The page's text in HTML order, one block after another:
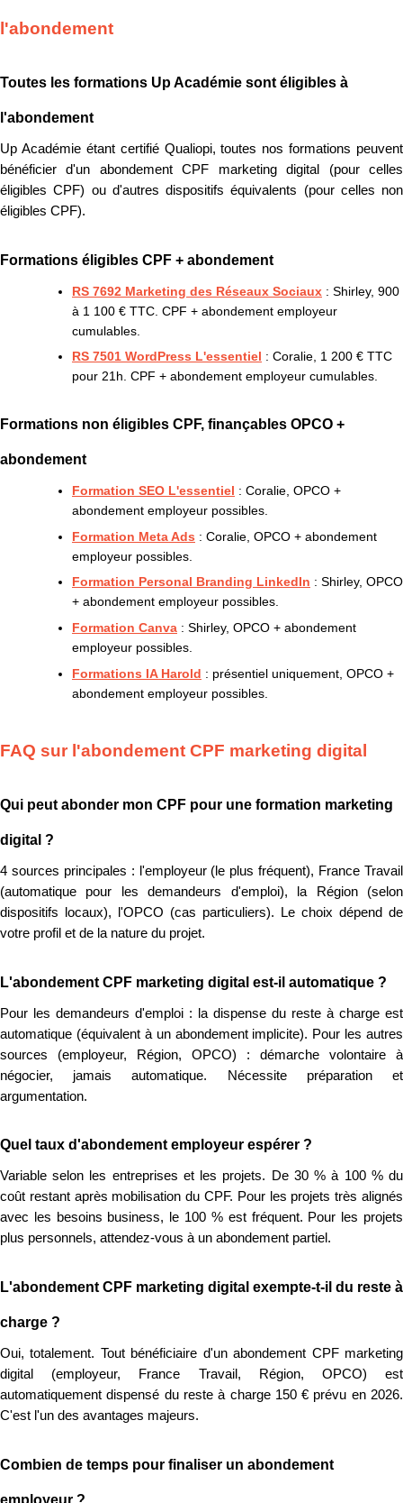
l'abondement
Toutes les formations Up Académie sont éligibles à
l'abondement
Up Académie étant certifié Qualiopi, toutes nos formations peuvent
bénéficier d'un abondement CPF marketing digital (pour celles
éligibles CPF) ou d'autres dispositifs équivalents (pour celles non
éligibles CPF).
Formations éligibles CPF + abondement
RS 7692 Marketing des Réseaux Sociaux : Shirley, 900
à 1 100 € TTC. CPF + abondement employeur
cumulables.
RS 7501 WordPress L'essentiel : Coralie, 1 200 € TTC
pour 21h. CPF + abondement employeur cumulables.
Formations non éligibles CPF, finançables OPCO +
abondement
Formation SEO L'essentiel : Coralie, OPCO +
abondement employeur possibles.
Formation Meta Ads : Coralie, OPCO + abondement
employeur possibles.
Formation Personal Branding LinkedIn : Shirley, OPCO
+ abondement employeur possibles.
Formation Canva : Shirley, OPCO + abondement
employeur possibles.
Formations IA Harold : présentiel uniquement, OPCO +
abondement employeur possibles.
FAQ sur l'abondement CPF marketing digital
Qui peut abonder mon CPF pour une formation marketing
digital ?
4 sources principales : l'employeur (le plus fréquent), France Travail
(automatique pour les demandeurs d'emploi), la Région (selon
dispositifs locaux), l'OPCO (cas particuliers). Le choix dépend de
votre profil et de la nature du projet.
L'abondement CPF marketing digital est-il automatique ?
Pour les demandeurs d'emploi : la dispense du reste à charge est
automatique (équivalent à un abondement implicite). Pour les autres
sources (employeur, Région, OPCO) : démarche volontaire à
négocier, jamais automatique. Nécessite préparation et
argumentation.
Quel taux d'abondement employeur espérer ?
Variable selon les entreprises et les projets. De 30 % à 100 % du
coût restant après mobilisation du CPF. Pour les projets très alignés
avec les besoins business, le 100 % est fréquent. Pour les projets
plus personnels, attendez-vous à un abondement partiel.
L'abondement CPF marketing digital exempte-t-il du reste à
charge ?
Oui, totalement. Tout bénéficiaire d'un abondement CPF marketing
digital (employeur, France Travail, Région, OPCO) est
automatiquement dispensé du reste à charge 150 € prévu en 2026.
C'est l'un des avantages majeurs.
Combien de temps pour finaliser un abondement
employeur ?